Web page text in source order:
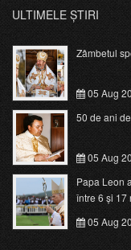
ULTIMELE ȘTIRI
Zâmbetul
05 Aug
50 de ani
05 Aug
Papa Leon
între 6 și 17
05 Aug